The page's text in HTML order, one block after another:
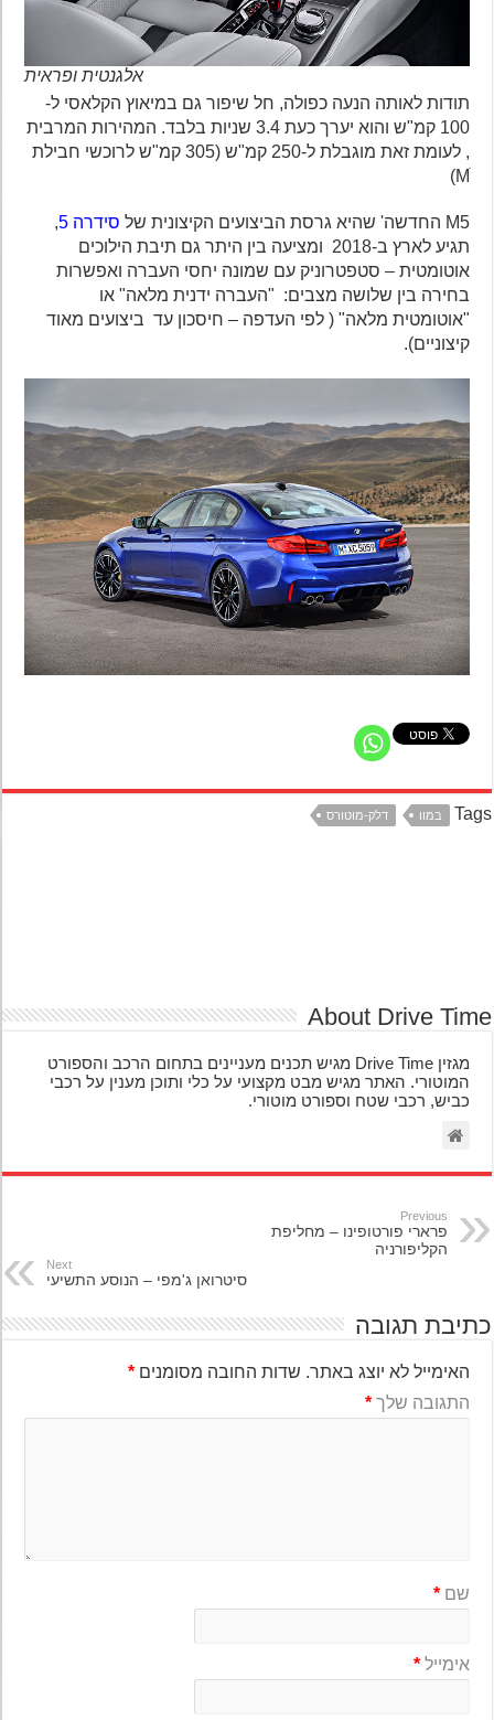
אלגנטית ופראית
תודות לאותה הנעה כפולה, חל שיפור גם במיאוץ הקלאסי ל-
100 קמ"ש והוא יערך כעת 3.4 שניות בלבד. המהירות המרבית
, לעומת זאת מוגבלת ל-250 קמ"ש (305 קמ"ש לרוכשי חבילת
M5 החדשה' שהיא גרסת הביצועים הקיצונית של סידרה 5 ,
תגיע לארץ ב-2018 ומציעה בין היתר גם תיבת הילוכים
אוטומטית – סטפטרוניק עם שמונה יחסי העברה ואפשרות
בחירה בין שלושה מצבים: "העברה ידנית מלאה" או
"אוטומטית מלאה" ( לפי העדפה – חיסכון עד ביצועים מאוד
קיצוניים).
במוו דלק-מוטורס
About Drive
מגזין Drive Time מגיש תכנים מעניינים בתחום הרכב והספורט
המוטורי. האתר מגיש מבט מקצועי על כלי ותוכן מענין על רכבי
כביש, רכבי שטח וספורט מוטורי.
Previous
פרארי פורטופינו – מחליפת
הקליפורניה
Next
סיטרואן ג'מפי – הנוסע התשיעי
תגובה
האימייל לא יוצג באתר. שדות החובה מסומנים*
התגובה שלך*
שם*
אימייל*